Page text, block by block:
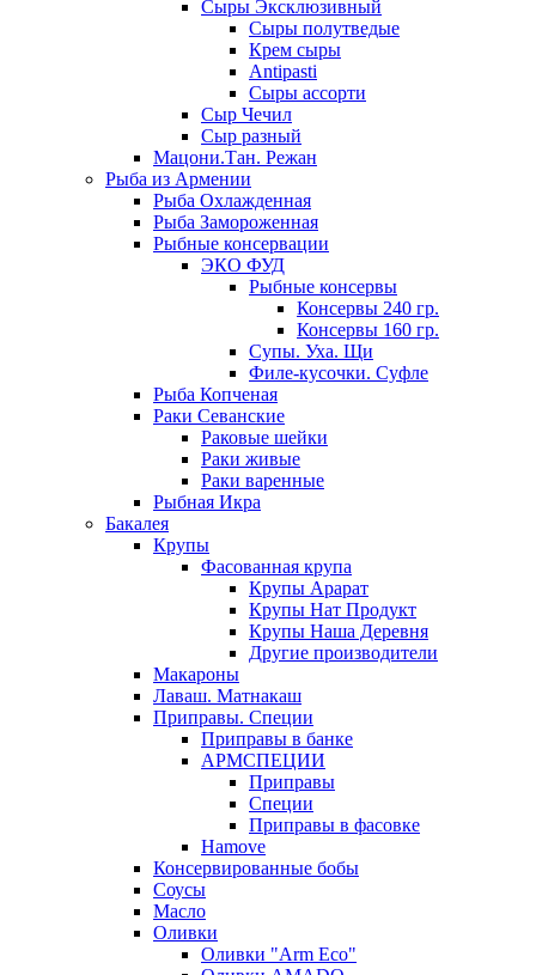
Сыры Эксклюзивный
Сыры полутведые
Крем сыры
Antipasti
Сыры ассорти
Сыр Чечил
Сыр разный
Мацони.Тан. Режан
Рыба из Армении
Рыба Охлажденная
Рыба Замороженная
Рыбные консервации
ЭКО ФУД
Рыбные консервы
Консервы 240 гр.
Консервы 160 гр.
Супы. Уха. Щи
Филе-кусочки. Суфле
Рыба Копченая
Раки Севанские
Раковые шейки
Раки живые
Раки варенные
Рыбная Икра
Бакалея
Крупы
Фасованная крупа
Крупы Арарат
Крупы Нат Продукт
Крупы Наша Деревня
Другие производители
Макароны
Лаваш. Матнакаш
Приправы. Специи
Приправы в банке
АРМСПЕЦИИ
Приправы
Специи
Приправы в фасовке
Hamove
Консервированные бобы
Соусы
Масло
Оливки
Оливки "Arm Eco"